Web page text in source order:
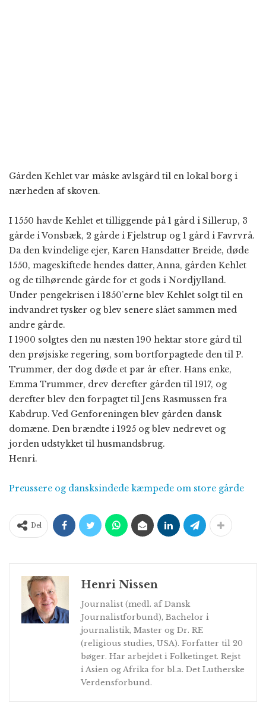
Gården Kehlet var måske avlsgård til en lokal borg i
nærheden af skoven.
I 1550 havde Kehlet et tilliggende på 1 gård i Sillerup, 3
gårde i Vonsbæk, 2 gårde i Fjelstrup og 1 gård i Favrvrå.
Da den kvindelige ejer, Karen Hansdatter Breide, døde
1550, mageskiftede hendes datter, Anna, gården Kehlet
og de tilhørende gårde for et gods i Nordjylland.
Under pengekrisen i 1850’erne blev Kehlet solgt til en
indvandret tysker og blev senere slået sammen med
andre gårde.
I 1900 solgtes den nu næsten 190 hektar store gård til
den prøjsiske regering, som bortforpagtede den til P.
Trummer, der dog døde et par år efter. Hans enke,
Emma Trummer, drev derefter gården til 1917, og
derefter blev den forpagtet til Jens Rasmussen fra
Kabdrup. Ved Genforeningen blev gården dansk
domæne. Den brændte i 1925 og blev nedrevet og
jorden udstykket til husmandsbrug.
Henri.
Preussere og dansksindede kæmpede om store gårde
Del
Henri Nissen
Journalist (medl. af Dansk
Journalistforbund), Bachelor i
journalistik, Master og Dr. RE
(religious studies, USA). Forfatter til 20
bøger. Har arbejdet i Folketinget. Rejst
i Asien og Afrika for bl.a. Det Lutherske
Verdensforbund.